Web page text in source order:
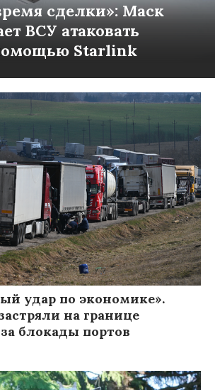
сделки»: Маск
ВСУ атаковать
Starlink
удар по экономике».
на границе
блокады портов